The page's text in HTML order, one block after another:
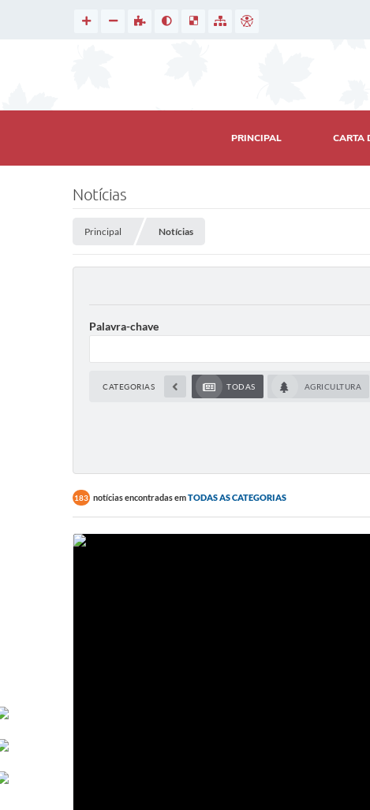
PRINCIPAL CARTA
Notícias
Principal Notícias
Palavra-chave
CATEGORIAS TODAS AGRICULTURA
183 notícias encontradas emTODAS AS CATEGORIAS